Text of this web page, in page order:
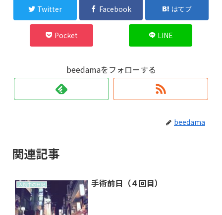
Twitter Facebook はてブ
Pocket LINE
beedamaをフォローする
beedama
関連記事
入院中の日記 手術前日（４回目）